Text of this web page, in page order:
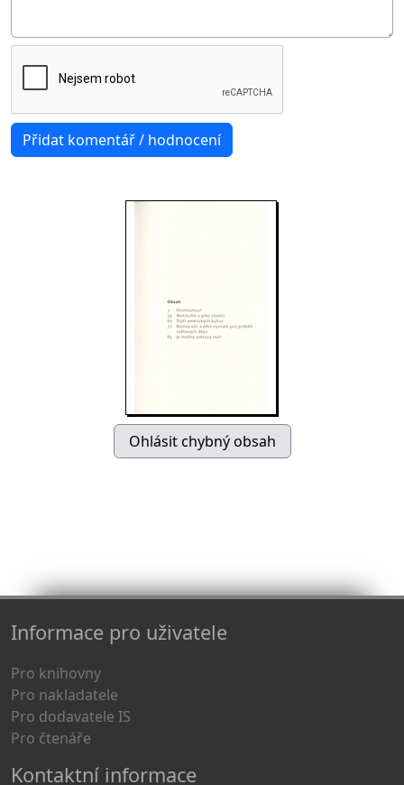
Informace pro uživatele
Pro knihovny
Pro nakladatele
Pro dodavatele IS
Pro čtenáře
Kontaktní informace